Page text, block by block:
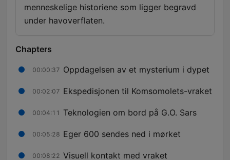
menneskelige historiene som ligger begravd
under havoverflaten.
Chapters
00:00:37 Oppdagelsen av et mysterium i dypet
00:02:07 Ekspedisjonen til Komsomolets-vraket
00:04:11 Teknologien om bord på G.O. Sars
00:05:28 Eger 600 sendes ned i mørket
00:08:22 Visuell kontakt med vraket